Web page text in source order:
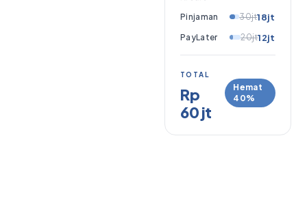
Pinjaman 30jt18jt
PayLater 20jt12jt
TOTAL
Rp
60 jt
Hemat
40%